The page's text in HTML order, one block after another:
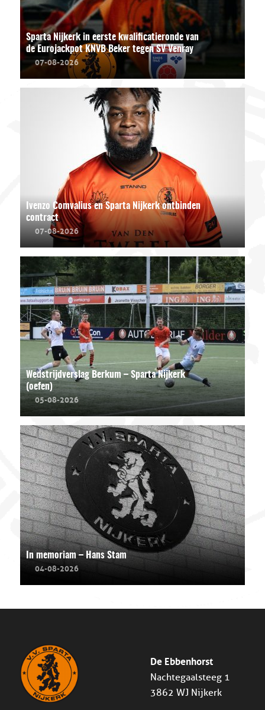
Sparta Nijkerk in eerste kwalificatieronde van
de Eurojackpot KNVB Beker tegen SV Venray
07-08-2026
Ivenzo Comvalius en Sparta Nijkerk ontbinden
contract
07-08-2026
Wedstrijdverslag Berkum – Sparta Nijkerk
(oefen)
05-08-2026
In memoriam – Hans Stam
04-08-2026
De Ebbenhorst
Nachtegaalsteeg 1
3862 WJ Nijkerk